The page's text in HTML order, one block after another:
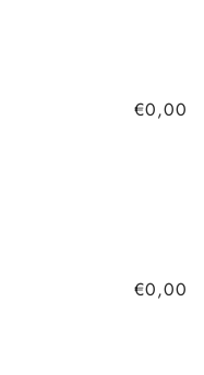
€0,00
€0,00